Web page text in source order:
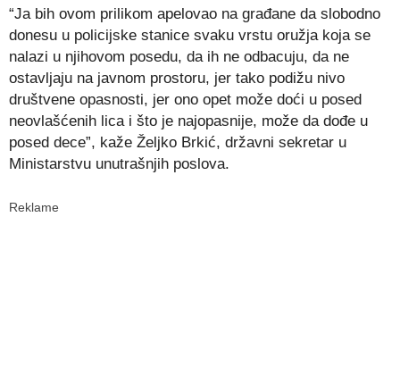
“Ja bih ovom prilikom apelovao na građane da slobodno
donesu u policijske stanice svaku vrstu oružja koja se
nalazi u njihovom posedu, da ih ne odbacuju, da ne
ostavljaju na javnom prostoru, jer tako podižu nivo
društvene opasnosti, jer ono opet može doći u posed
neovlašćenih lica i što je najopasnije, može da dođe u
posed dece”, kaže Željko Brkić, državni sekretar u
Ministarstvu unutrašnjih poslova.
Reklame